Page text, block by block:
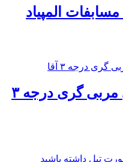
المپیاد
کلاس تئوری مربی گری درجه ۳